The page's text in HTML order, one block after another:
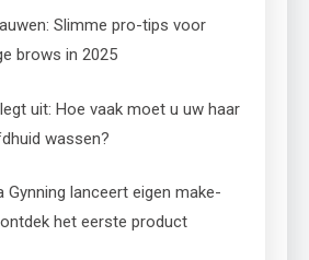
Slimme pro-tips voor
brows in 2025
uit: Hoe vaak moet u uw haar
wassen?
Gynning lanceert eigen make-
het eerste product